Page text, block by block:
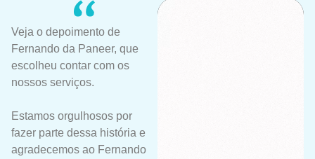
Veja o depoimento de
Fernando da Paneer, que
escolheu contar com os
nossos serviços.
Estamos orgulhosos por
fazer parte dessa história e
agradecemos ao Fernando